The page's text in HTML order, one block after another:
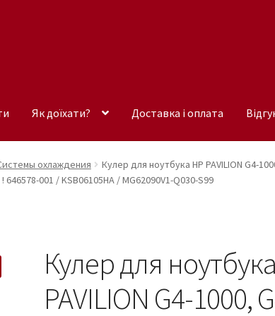
Як доїхати? Доставка і оплата
охлаждения
Кулер для ноутбука HP PAVILION G4-
646578-001 / KSB06105HA / MG62090V1-Q030-S99
Кулер для
PAVILION G4-1000,